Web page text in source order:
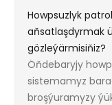
Howpsuzlyk
aňsatlaşdyrmak
gözleýärmisiňiz?
Öňdebaryjy
sistemamyz
broşýuramyzy